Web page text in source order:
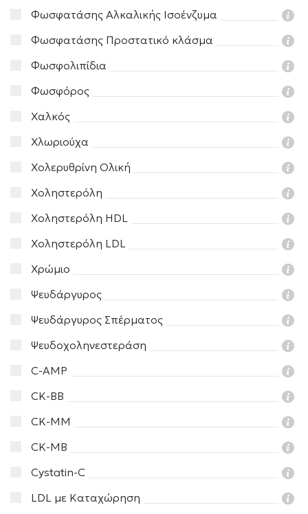
Φωσφατάσης Αλκαλικής Ισοένζυμα
Φωσφατάσης Προστατικό κλάσμα
Φωσφολιπίδια
Φωσφόρος
Χαλκός
Χλωριούχα
Χολερυθρίνη Ολική
Χοληστερόλη
Χοληστερόλη HDL
Χοληστερόλη LDL
Χρώμιο
Ψευδάργυρος
Ψευδάργυρος Σπέρματος
Ψευδοχοληνεστεράση
C-AMP
CK-ΒB
CK-ΜΜ
CK-MB
Cystatin-C
LDL με Καταχώρηση